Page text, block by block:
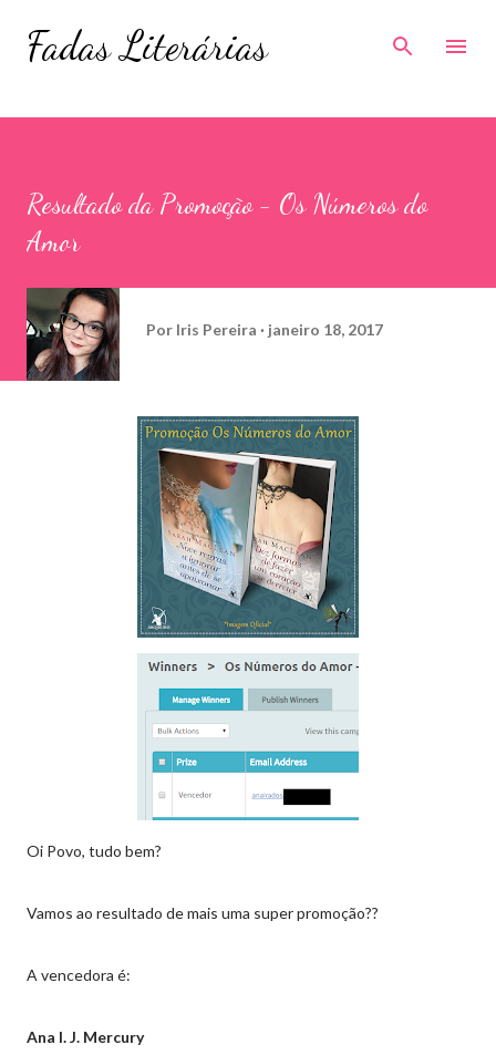
Pular para o conteúdo principal
Fadas Literárias
Resultado da Promoção - Os Números do
Amor
Por Iris Pereira janeiro 18, 2017
Oi Povo, tudo bem?
Vamos ao resultado de mais uma super promoção??
A vencedora é:
Ana I. J. Mercury